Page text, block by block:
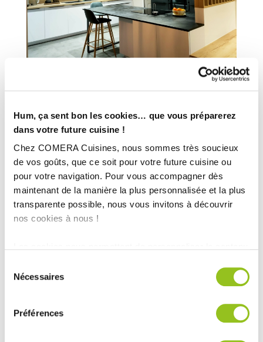
Hum, ça sent bon les cookies… que vous préparerez
dans votre future cuisine !
Chez COMERA Cuisines, nous sommes très soucieux
de vos goûts, que ce soit pour votre future cuisine ou
pour votre navigation. Pour vous accompagner dès
maintenant de la manière la plus personnalisée et la plus
transparente possible, nous vous invitons à découvrir
nos cookies à nous !
médias sociaux et d'analyser notre trafic. Nous
partageons également des informations sur l'utilisation de
notre site avec nos partenaires de médias sociaux, de
publicité et d'analyse, qui peuvent combiner celles-ci
Nécessaires
Préférences
INFORMATIONS